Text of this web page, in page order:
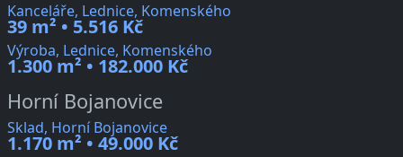
Kanceláře, Lednice, Komenského
39 m² • 5.516 Kč
Výroba, Lednice, Komenského
1.300 m² • 182.000 Kč
Horní Bojanovice
Sklad, Horní Bojanovice
1.170 m² • 49.000 Kč